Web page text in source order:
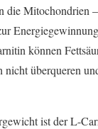
die Mitochondrien
können
überqueren
ist der L-